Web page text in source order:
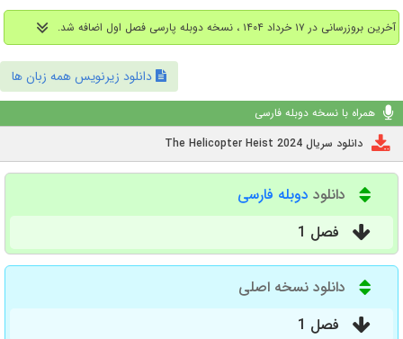
آخرین بروزرسانی در ۱۷ خرداد ۱۴۰۴ ، نسخه دوبله پارسی فصل اول اضافه شد.
دانلود زیرنویس همه زبان ها
همراه با نسخه دوبله فارسی
دانلود سریال The Helicopter Heist 2024
دانلود دوبله فارسی
فصل 1
دانلود نسخه اصلی
فصل 1